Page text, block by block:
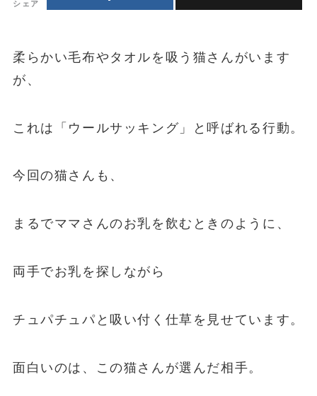
シェア
柔らかい毛布やタオルを吸う猫さんがいます
が、
これは「ウールサッキング」と呼ばれる行動。
今回の猫さんも、
まるでママさんのお乳を飲むときのように、
両手でお乳を探しながら
チュパチュパと吸い付く仕草を見せています。
面白いのは、この猫さんが選んだ相手。